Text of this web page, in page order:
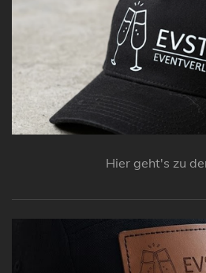
Hier geht's zu